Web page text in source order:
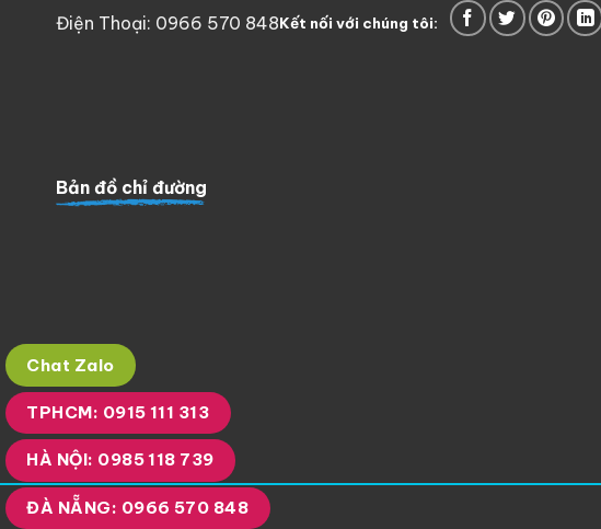
Điện Thoại: 0966 570 848Kết nối với chúng tôi:
Bản đồ chỉ đường
Chat Zalo
TPHCM: 0915 111 313
HÀ NỘI: 0985 118 739
ĐÀ NẴNG: 0966 570 848